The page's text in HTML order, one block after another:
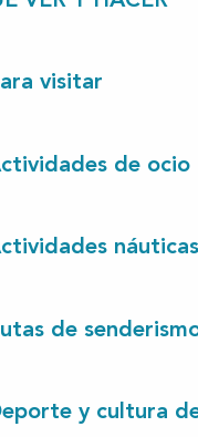
visitar
de ocio
náuticas
de
y cultura
Léon